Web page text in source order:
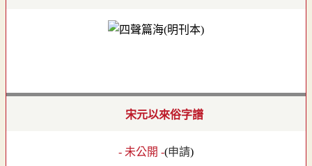
宋元以來俗字譜
- 未公開 -(申請)